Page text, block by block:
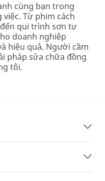
cùng bạn trong
Từ phim cách
qui trình sơn tự
doanh nghiệp
hiệu quả. Người cầm
pháp sửa chữa đồng
tôi.